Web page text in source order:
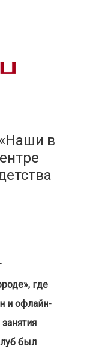
связанные со стройкой
рубрики
в
где
и офлайн-
был